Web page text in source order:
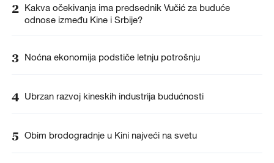
2 Kakva očekivanja ima predsednik Vučić za buduće
odnose između Kine i Srbije?
3 Noćna ekonomija podstiče letnju potrošnju
4 Ubrzan razvoj kineskih industrija budućnosti
5 Obim brodogradnje u Kini najveći na svetu